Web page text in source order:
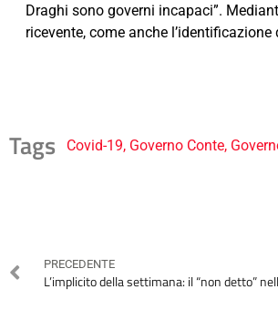
Draghi sono governi incapaci”.
ricevente, come anche
Tags Covid-19, Governo Conte,
PRECEDENTE